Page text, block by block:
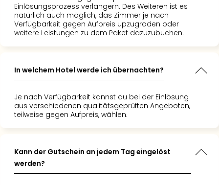
Einlösungsprozess verlängern. Des Weiteren ist es
natürlich auch möglich, das Zimmer je nach
Verfügbarkeit gegen Aufpreis upzugraden oder
weitere Leistungen zu dem Paket dazuzubuchen.
In welchem Hotel werde ich übernachten?
Je nach Verfügbarkeit kannst du bei der Einlösung
aus verschiedenen qualitätsgeprüften Angeboten,
teilweise gegen Aufpreis, wählen.
Kann der Gutschein an jedem Tag eingelöst
werden?